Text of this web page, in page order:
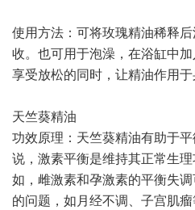
使用方法：可将玫瑰精油稀释
收。也可用于泡澡，在浴缸中
享受放松的同时，让精油作用于
天竺葵精油
功效原理：天竺葵精油有助于
说，激素平衡是维持其正常生
如，雌激素和孕激素的平衡失
的问题，如月经不调、子宫肌